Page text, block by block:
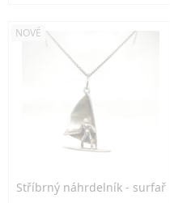
NOVÉ
Stříbrný náhrdelník - surfař